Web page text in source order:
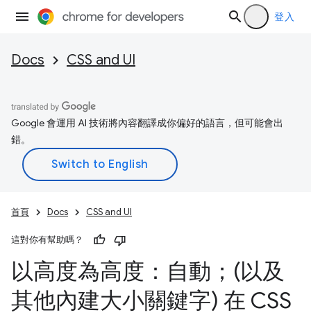
登入
Docs CSS and UI
Google 會運用 AI 技術將內容翻譯成你偏好的語言，但可能會出
錯。
首頁 Docs CSS and UI
這對你有幫助嗎？
以高度為高度：自動；(以及
其他內建大小關鍵字) 在 CSS